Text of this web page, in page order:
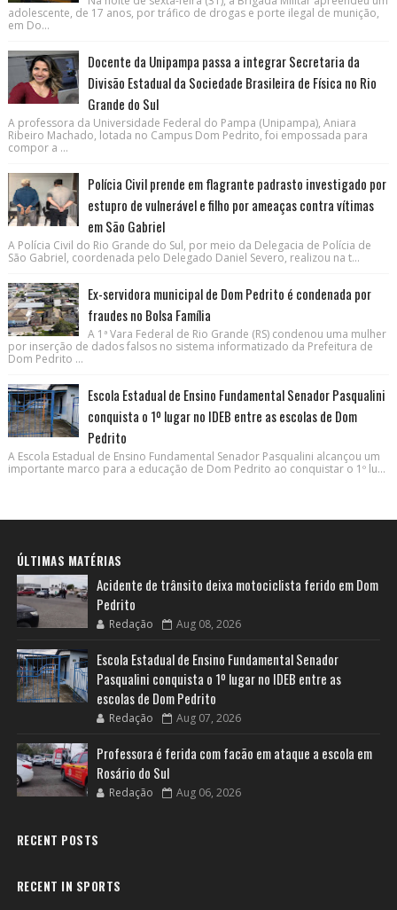
adolescente, de 17 anos, por tráfico de drogas e porte ilegal de munição,
em Do...
Docente da Unipampa passa a integrar Secretaria da
Divisão Estadual da Sociedade Brasileira de Física no Rio
Grande do Sul
A professora da Universidade Federal do Pampa (Unipampa), Aniara
Ribeiro Machado, lotada no Campus Dom Pedrito, foi empossada para
compor a ...
Polícia Civil prende em flagrante padrasto investigado por
estupro de vulnerável e filho por ameaças contra vítimas
em São Gabriel
A Polícia Civil do Rio Grande do Sul, por meio da Delegacia de Polícia de
São Gabriel, coordenada pelo Delegado Daniel Severo, realizou na t...
Ex-servidora municipal de Dom Pedrito é condenada por
fraudes no Bolsa Família
A 1ª Vara Federal de Rio Grande (RS) condenou uma mulher
por inserção de dados falsos no sistema informatizado da Prefeitura de
Dom Pedrito ...
Escola Estadual de Ensino Fundamental Senador Pasqualini
conquista o 1º lugar no IDEB entre as escolas de Dom
Pedrito
A Escola Estadual de Ensino Fundamental Senador Pasqualini alcançou um
importante marco para a educação de Dom Pedrito ao conquistar o 1º lu...
ÚLTIMAS MATÉRIAS
Acidente de trânsito deixa motociclista ferido em Dom
Pedrito
Redação Aug 08, 2026
Escola Estadual de Ensino Fundamental Senador
Pasqualini conquista o 1º lugar no IDEB entre as
escolas de Dom Pedrito
Redação Aug 07, 2026
Professora é ferida com facão em ataque a escola em
Rosário do Sul
Redação Aug 06, 2026
RECENT POSTS
RECENT IN SPORTS